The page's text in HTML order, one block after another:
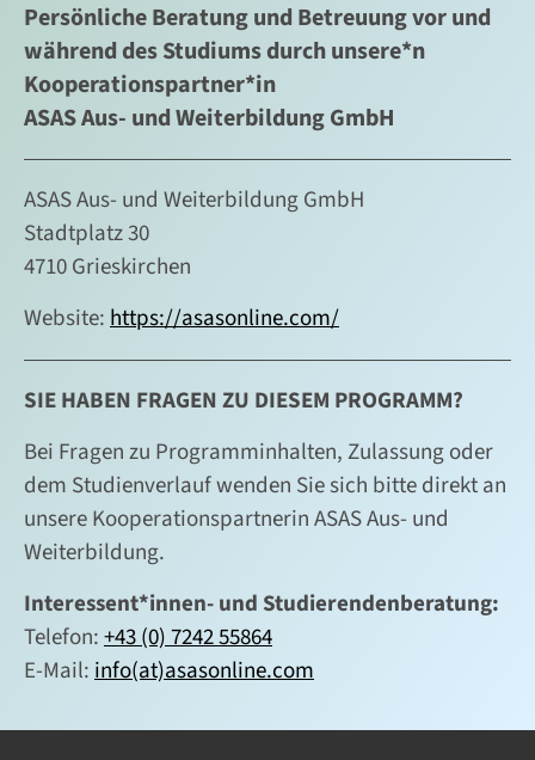
Persönliche Beratung und Betreuung vor und
während des Studiums durch unsere*n
Kooperationspartner*in
ASAS Aus- und Weiterbildung GmbH
ASAS Aus- und Weiterbildung GmbH
Stadtplatz 30
4710 Grieskirchen
Website:https://asasonline.com/
SIE HABEN FRAGEN ZU DIESEM PROGRAMM?
Bei Fragen zu Programminhalten, Zulassung oder
dem Studienverlauf wenden Sie sich bitte direkt an
unsere Kooperationspartnerin ASAS Aus- und
Weiterbildung.
Interessent*innen- und Studierendenberatung:
Telefon:+43 (0) 7242 55864
E-Mail:info(at)asasonline.com